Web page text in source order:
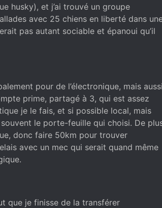
husky), et j’ai trouvé un groupe
avec 25 chiens en liberté dans
pas autant sociable et épanoui qu’il
pour de l’électronique, mais
prime, partagé à 3, qui est assez
je le fais, et si possible local, mais
souvent le porte-feuille qui choisi. De
donc faire 50km pour trouver
avec un mec qui serait quand même
que je finisse de la transférer